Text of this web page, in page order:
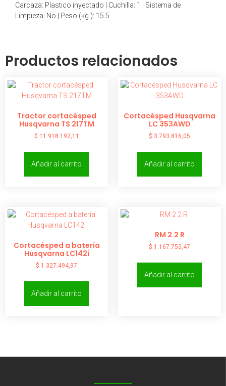
Carcaza: Plastico inyectado | Cuchilla: 1 | Sistema de
Limpieza: No | Peso (kg.): 15.5
Productos relacionados
Tractor cortacésped
Husqvarna TS 217TM
$ 11.918.192,11
Añadir al carrito
Cortacésped Husqvarna
LC 353AWD
$ 3.793.816,05
Añadir al carrito
Cortacésped a batería
Husqvarna LC142i
$ 1.327.494,97
Añadir al carrito
RM 2.2 R
$ 1.167.755,47
Añadir al carrito